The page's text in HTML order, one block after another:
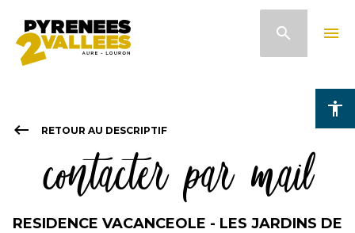
contenu
accessibility
search menu
keyboard_backspace RETOUR AU DESCRIPTIF
contacter par mail
RESIDENCE VACANCEOLE - LES JARDINS DE